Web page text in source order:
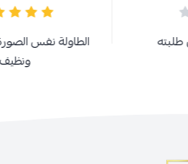
الطاولة نفس الصورة شغل